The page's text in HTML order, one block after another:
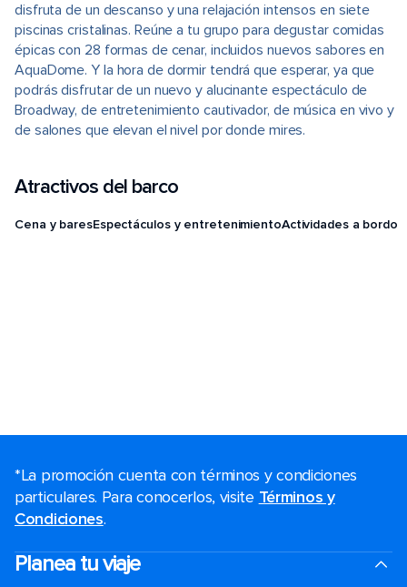
disfruta de un descanso y una relajación intensos en siete
piscinas cristalinas. Reúne a tu grupo para degustar comidas
épicas con 28 formas de cenar, incluidos nuevos sabores en
AquaDome. Y la hora de dormir tendrá que esperar, ya que
podrás disfrutar de un nuevo y alucinante espectáculo de
Broadway, de entretenimiento cautivador, de música en vivo y
de salones que elevan el nivel por donde mires.
Atractivos del barco
Cena y baresEspectáculos y entretenimientoActividades a bordo
*La promoción cuenta con términos y condiciones
particulares. Para conocerlos, visite Términos y
Condiciones.
Planea tu viaje